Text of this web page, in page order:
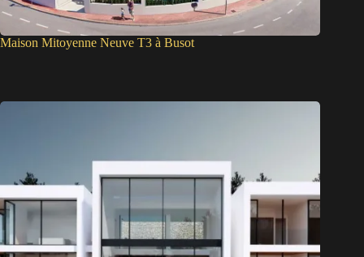
Maison Mitoyenne Neuve T3 à Busot